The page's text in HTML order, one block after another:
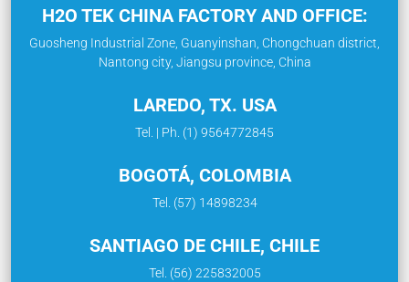
H2O TEK CHINA FACTORY AND OFFICE:
Guosheng Industrial Zone, Guanyinshan, Chongchuan district,
Nantong city, Jiangsu province, China
LAREDO, TX. USA
Tel. | Ph. (1) 9564772845
BOGOTÁ, COLOMBIA
Tel. (57) 14898234
SANTIAGO DE CHILE, CHILE
Tel. (56) 225832005